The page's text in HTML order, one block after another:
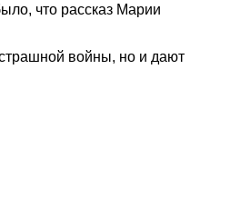
что рассказ Марии
войны, но и дают